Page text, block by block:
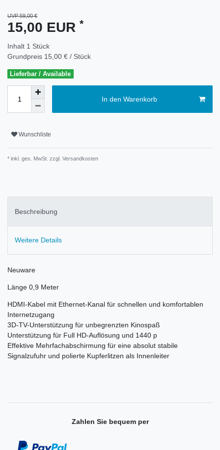
UVP 59,00 €
15,00 EUR *
Inhalt 1 Stück
Grundpreis 15,00 € / Stück
Lieferbar / Available
In den Warenkorb
Wunschliste
* inkl. ges. MwSt. zzgl. Versandkosten
Beschreibung
Weitere Details
Neuware
Länge 0,9 Meter
HDMI-Kabel mit Ethernet-Kanal für schnellen und komfortablen
Internetzugang
3D-TV-Unterstützung für unbegrenzten Kinospaß
Unterstützung für Full HD-Auflösung und 1440 p
Effektive Mehrfachabschirmung für eine absolut stabile
Signalzufuhr und polierte Kupferlitzen als Innenleiter
Zahlen Sie bequem per